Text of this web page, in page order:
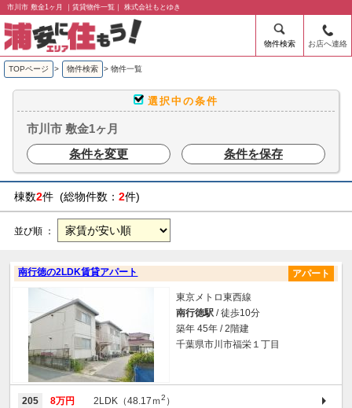
市川市 敷金1ヶ月 ｜賃貸物件一覧｜ 株式会社もとゆき
物件検索 お店へ連絡
TOPページ > 物件検索 > 物件一覧
選択中の条件
市川市 敷金1ヶ月
条件を変更
条件を保存
棟数2件 (総物件数： 2件)
並び順 ：
南行徳の2LDK賃貸アパート アパート
東京メトロ東西線
南行徳駅 / 徒歩10分
築年 45年 / 2階建
千葉県市川市福栄１丁目
205 8万円 2LDK（48.17ｍ2 ）